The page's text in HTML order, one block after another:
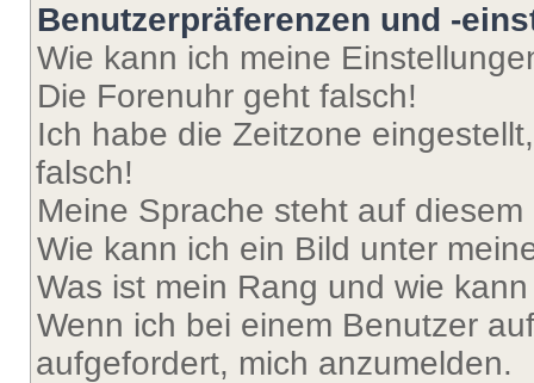
Benutzerpräferenzen und -
Wie kann ich meine
Die Forenuhr geht falsch!
Ich habe die Zeitzone
falsch!
Meine Sprache steht auf
Wie kann ich ein Bild unter
Was ist mein Rang und wie
Wenn ich bei einem Benutzer
aufgefordert, mich anzumelden.